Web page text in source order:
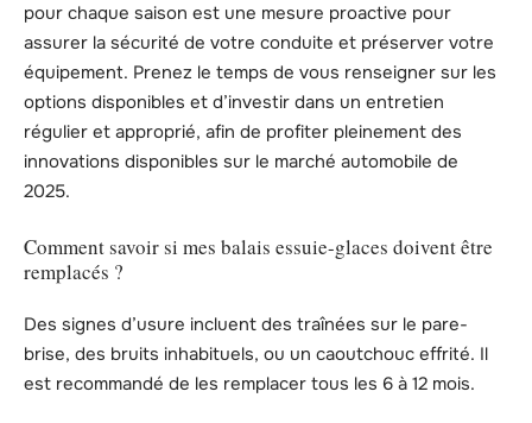
pour chaque saison est une mesure proactive pour
assurer la sécurité de votre conduite et préserver votre
équipement. Prenez le temps de vous renseigner sur les
options disponibles et d’investir dans un entretien
régulier et approprié, afin de profiter pleinement des
innovations disponibles sur le marché automobile de
2025.
Comment savoir si mes balais essuie-glaces doivent être
remplacés ?
Des signes d’usure incluent des traînées sur le pare-
brise, des bruits inhabituels, ou un caoutchouc effrité. Il
est recommandé de les remplacer tous les 6 à 12 mois.